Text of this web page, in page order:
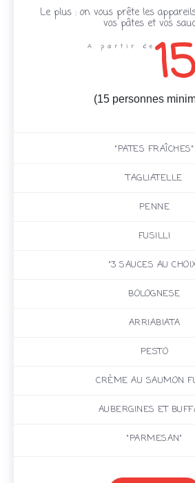
Le plus : on vous prête les
vos pâtes et vos
A partir de15
(15 personnes
"PATES FRAÎCHES"
TAGLIATELLE
PENNE
FUSILLI
"3 SAUCES AU
BOLOGNESE
ARRIABIATA
PESTO
CRÈME AU SAUMON
AUBERGINES ET
"PARMESAN"